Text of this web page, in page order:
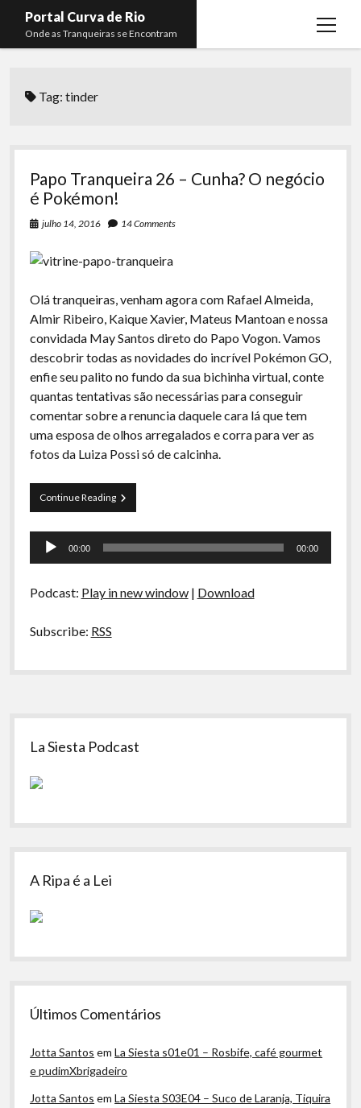
Portal Curva de Rio
Onde as Tranqueiras se Encontram
open
menu
Curva de Rio
Komos
La Siesta Podcast
Arquivo CDR
Papo Tranqueira
A Ripa É a Lei
Especiais
Preliminares
Membros
Lucas Oliveira
Kaique Xavier
Tag:tinder
Papo Tranqueira 26 – Cunha? O negócio
é Pokémon!
julho 14, 2016 14 Comments
Olá tranqueiras, venham agora com Rafael Almeida,
Almir Ribeiro, Kaique Xavier, Mateus Mantoan e nossa
convidada May Santos direto do Papo Vogon. Vamos
descobrir todas as novidades do incrível Pokémon GO,
enfie seu palito no fundo da sua bichinha virtual, conte
quantas tentativas são necessárias para conseguir
comentar sobre a renuncia daquele cara lá que tem
uma esposa de olhos arregalados e corra para ver as
fotos da Luiza Possi só de calcinha.
Continue ReadingPapo
Tranqueira
Cunha?
é
Tocador
00:00 00:00
Podcast: Play in new window| Download
Subscribe: RSS
Sidebar
La Siesta Podcast
A Ripa é a Lei
Últimos Comentários
Jotta Santos emLa Siesta s01e01 – Rosbife, café gourmet
e pudimXbrigadeiro
Jotta Santos emLa Siesta S03E04 – Suco de Laranja, Tiquira